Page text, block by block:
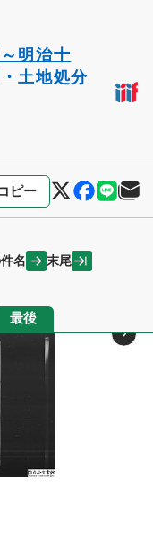
明治十
土地処分
ピー
名 末尾
最後